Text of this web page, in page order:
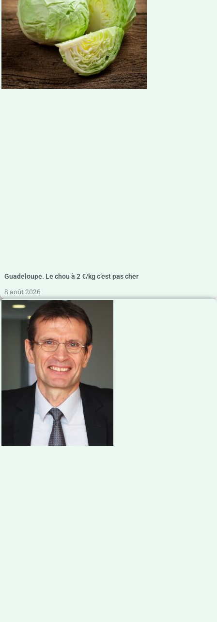
Guadeloupe. Le chou à 2 €/kg c’est pas cher
8 août 2026